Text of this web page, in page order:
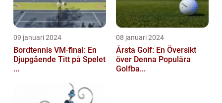
09 januari 2024
Bordtennis VM-final: En
Djupgående Titt på Spelet
...
08 januari 2024
Årsta Golf: En Översikt
över Denna Populära
Golfba...